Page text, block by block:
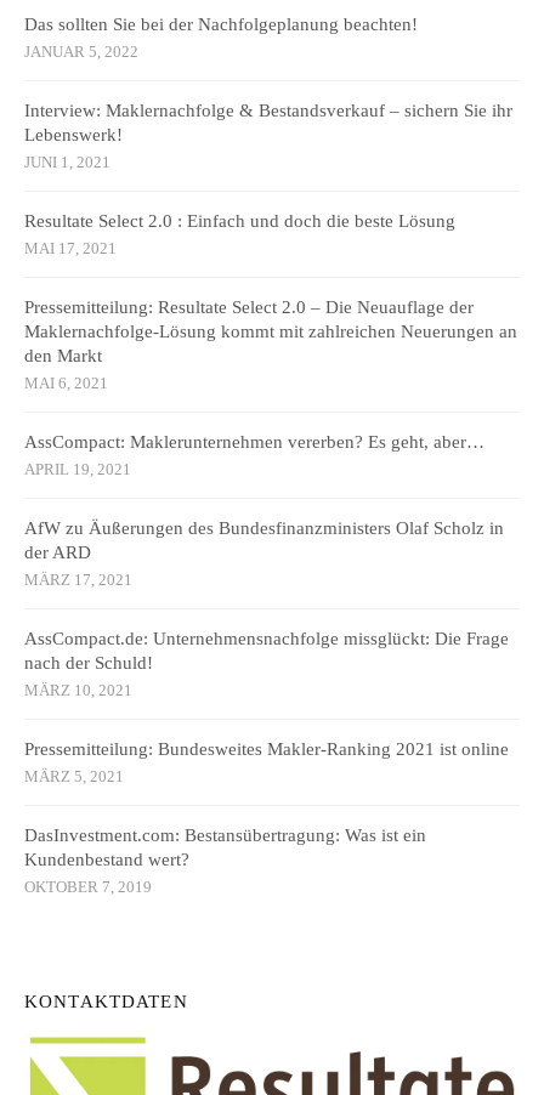
Das sollten Sie bei der Nachfolgeplanung beachten!
JANUAR 5, 2022
Interview: Maklernachfolge & Bestandsverkauf – sichern Sie ihr
Lebenswerk!
JUNI 1, 2021
Resultate Select 2.0 : Einfach und doch die beste Lösung
MAI 17, 2021
Pressemitteilung: Resultate Select 2.0 – Die Neuauflage der
Maklernachfolge-Lösung kommt mit zahlreichen Neuerungen an
den Markt
MAI 6, 2021
AssCompact: Maklerunternehmen vererben? Es geht, aber…
APRIL 19, 2021
AfW zu Äußerungen des Bundesfinanzministers Olaf Scholz in
der ARD
MÄRZ 17, 2021
AssCompact.de: Unternehmensnachfolge missglückt: Die Frage
nach der Schuld!
MÄRZ 10, 2021
Pressemitteilung: Bundesweites Makler-Ranking 2021 ist online
MÄRZ 5, 2021
DasInvestment.com: Bestansübertragung: Was ist ein
Kundenbestand wert?
OKTOBER 7, 2019
KONTAKTDATEN